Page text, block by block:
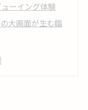
ーイング体験
大画面が生む臨
味わう一体感と